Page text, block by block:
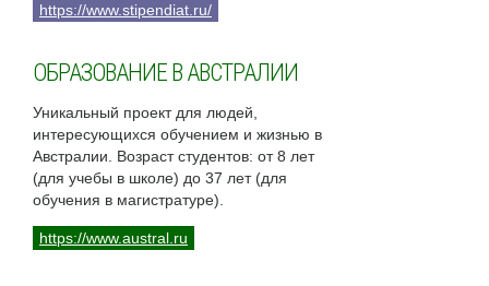
https://www.stipendiat.ru/
ОБРАЗОВАНИЕ В АВСТРАЛИИ
Уникальный проект для людей,
интересующихся обучением и жизнью в
Австралии. Возраст студентов: от 8 лет
(для учебы в школе) до 37 лет (для
обучения в магистратуре).
https://www.austral.ru